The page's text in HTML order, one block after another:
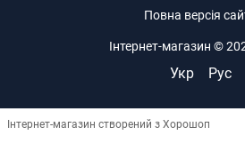
Повна версія
Інтернет-магазин ©
Укр Рус
Інтернет-магазин створений з Хорошоп